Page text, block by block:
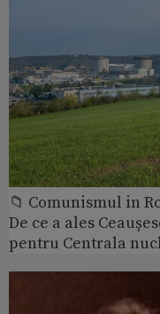
📁 Comunismul in
De ce a ales
pentru Centrala